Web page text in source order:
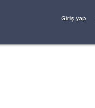
Giriş yap